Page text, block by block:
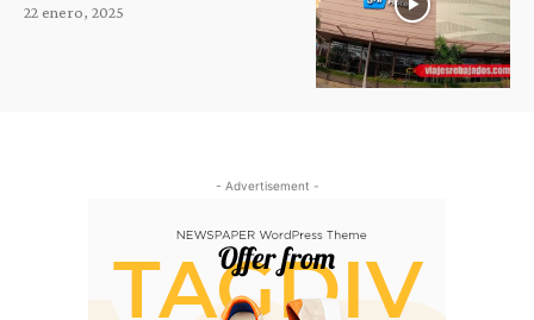
22 enero, 2025
- Advertisement -